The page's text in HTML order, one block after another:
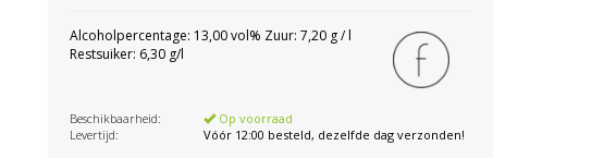
Alcoholpercentage: 13,00 vol% Zuur: 7,20 g / l
Restsuiker: 6,30 g/l
Beschikbaarheid:
Op voorraad
Levertijd:
Vóór 12:00 besteld, dezelfde dag verzonden!